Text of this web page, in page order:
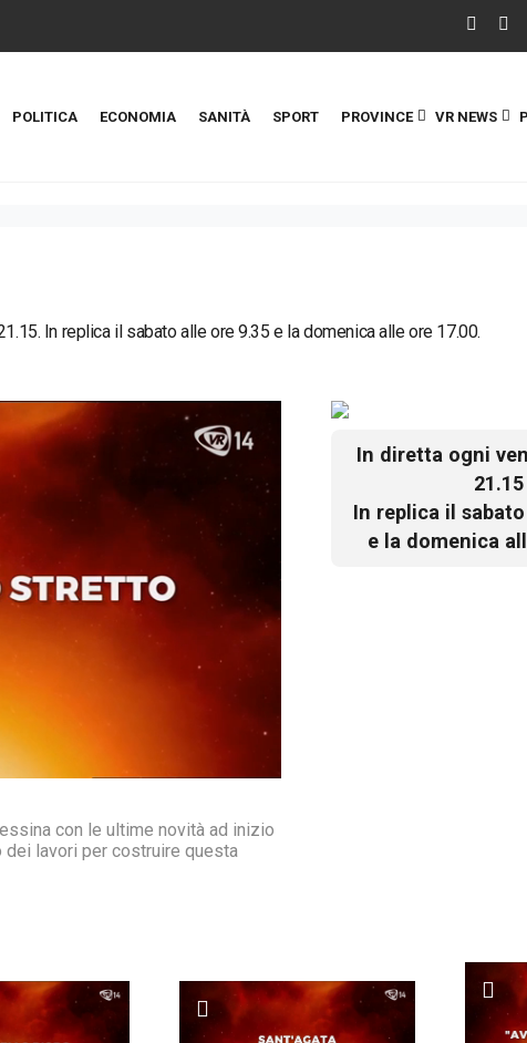
POLITICA ECONOMIA SANITÀ SPORT PROVINCE VR NEWS
In replica il sabato alle ore 9.35 e la domenica alle ore 17.00.
con le ultime novità ad inizio
dei lavori per costruire questa
In diretta ogni
21.15
In replica il
e la domenica